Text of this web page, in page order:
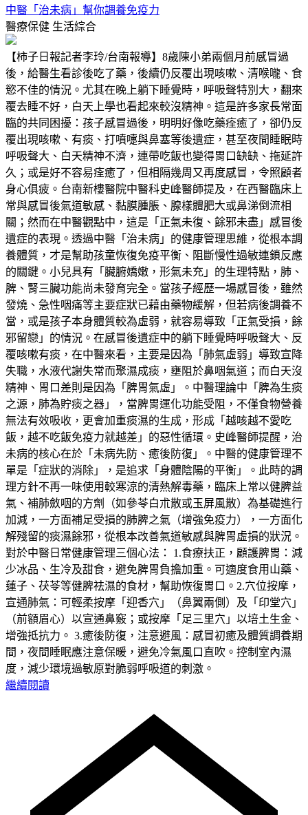
中醫「治未病」幫你調養免疫力
醫療保健 生活綜合
【柿子日報記者李玲/台南報導】8歲陳小弟兩個月前感冒過
後，給醫生看診後吃了藥，後續仍反覆出現咳嗽、清喉嚨、食
慾不佳的情況。尤其在晚上躺下睡覺時，呼吸聲特別大，翻來
覆去睡不好，白天上學也看起來較沒精神。這是許多家長常面
臨的共同困擾：孩子感冒過後，明明好像吃藥痊癒了，卻仍反
覆出現咳嗽、有痰、打噴嚏與鼻塞等後遺症，甚至夜間睡眠時
呼吸聲大、白天精神不濟，連帶吃飯也變得胃口缺缺、拖延許
久；或是好不容易痊癒了，但相隔幾周又再度感冒，令照顧者
身心俱疲。台南新樓醫院中醫科史峰醫師提及，在西醫臨床上
常與感冒後氣道敏感、黏膜腫脹、腺樣體肥大或鼻涕倒流相
關；然而在中醫觀點中，這是「正氣未復、餘邪未盡」感冒後
遺症的表現。透過中醫「治未病」的健康管理思維，從根本調
養體質，才是幫助孩童恢復免疫平衡、阻斷慢性過敏連鎖反應
的關鍵。小兒具有「臟腑嬌嫩，形氣未充」的生理特點，肺、
脾、腎三臟功能尚未發育完全。當孩子經歷一場感冒後，雖然
發燒、急性咽痛等主要症狀已藉由藥物緩解，但若病後調養不
當，或是孩子本身體質較為虛弱，就容易導致「正氣受損，餘
邪留戀」的情況。在感冒後遺症中的躺下睡覺時呼吸聲大、反
覆咳嗽有痰，在中醫來看，主要是因為「肺氣虛弱」導致宣降
失職，水液代謝失常而聚濕成痰，壅阻於鼻咽氣道；而白天沒
精神、胃口差則是因為「脾胃氣虛」。中醫理論中「脾為生痰
之源，肺為貯痰之器」，當脾胃運化功能受阻，不僅食物營養
無法有效吸收，更會加重痰濕的生成，形成「越咳越不愛吃
飯，越不吃飯免疫力就越差」的惡性循環。史峰醫師提醒，治
未病的核心在於「未病先防、癒後防復」。中醫的健康管理不
單是「症狀的消除」，是追求「身體陰陽的平衡」。此時的調
理方針不再一味使用較寒涼的清熱解毒藥，臨床上常以健脾益
氣、補肺斂咽的方劑（如參苓白朮散或玉屏風散）為基礎進行
加減，一方面補足受損的肺脾之氣（增強免疫力），一方面化
解殘留的痰濕餘邪，從根本改善氣道敏感與脾胃虛損的狀況。
對於中醫日常健康管理三個心法： 1.食療扶正，顧護脾胃：減
少冰品、生冷及甜食，避免脾胃負擔加重。可適度食用山藥、
蓮子、茯苓等健脾祛濕的食材，幫助恢復胃口。2.穴位按摩，
宣通肺氣：可輕柔按摩「迎香穴」（鼻翼兩側）及「印堂穴」
（前額眉心）以宣通鼻竅；或按摩「足三里穴」以培土生金、
增強抵抗力。 3.癒後防復，注意避風：感冒初癒及體質調養期
間，夜間睡眠應注意保暖，避免冷氣風口直吹。控制室內濕
度，減少環境過敏原對脆弱呼吸道的刺激。
繼續閱讀